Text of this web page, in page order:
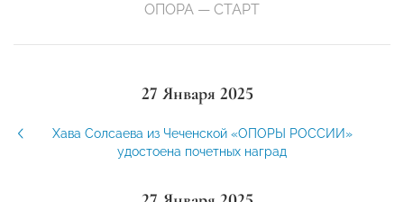
ОПОРА — СТАРТ
27 Января 2025
Хава Солсаева из Чеченской «ОПОРЫ РОССИИ»
удостоена почетных наград